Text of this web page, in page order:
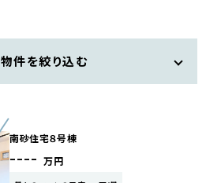
物件を絞り込む
南砂住宅８号棟
---- 万円